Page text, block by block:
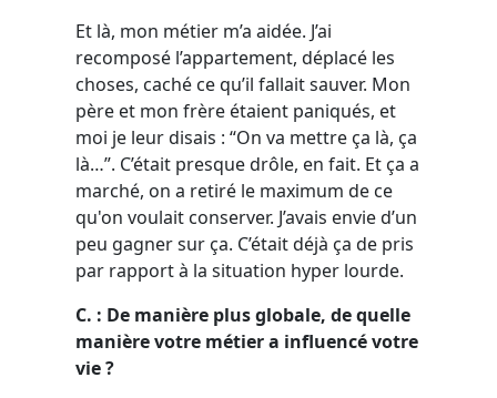
Et là, mon métier m’a aidée. J’ai
recomposé l’appartement, déplacé les
choses, caché ce qu’il fallait sauver. Mon
père et mon frère étaient paniqués, et
moi je leur disais : “On va mettre ça là, ça
là…”. C’était presque drôle, en fait. Et ça a
marché, on a retiré le maximum de ce
qu'on voulait conserver. J’avais envie d’un
peu gagner sur ça. C’était déjà ça de pris
par rapport à la situation hyper lourde.
C. : De manière plus globale, de quelle
manière votre métier a influencé votre
vie ?